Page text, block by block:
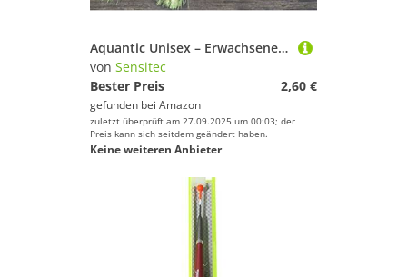
Aquantic Unisex – Erwachsene 10C4039507138950C10 Makrelen-Vorfach 9 Meeresvorfach Gr. 1/0 (5311 062), Bunt, Normal
von Sensitec
Bester Preis
2,60 €
gefunden bei Amazon
zuletzt überprüft am 27.09.2025 um 00:03; der
Preis kann sich seitdem geändert haben.
Keine weiteren Anbieter